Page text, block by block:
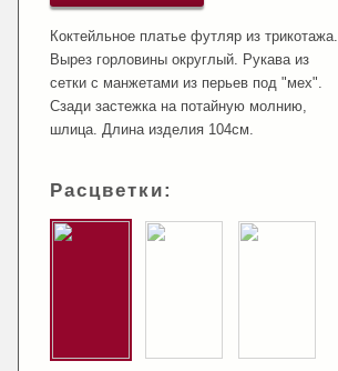
Коктейльное платье футляр из трикотажа.
Вырез горловины округлый. Рукава из
сетки с манжетами из перьев под "мех".
Сзади застежка на потайную молнию,
шлица. Длина изделия 104см.
Расцветки: